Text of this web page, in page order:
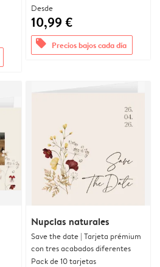
Desde
10,99 €
offers Precios bajos cada día
Nupcias naturales
Save the date | Tarjeta prémium
con tres acabados diferentes
Pack de 10 tarjetas